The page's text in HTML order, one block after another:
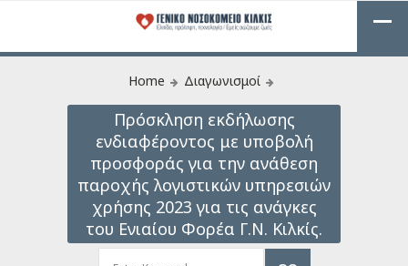
Home Διαγωνισμοί
Πρόσκληση εκδήλωσης
ενδιαφέροντος με υποβολή
προσφοράς για την ανάθεση
παροχής λογιστικών υπηρεσιών
χρήσης 2023 για τις ανάγκες
του Ενιαίου Φορέα Γ.Ν. Κιλκίς.